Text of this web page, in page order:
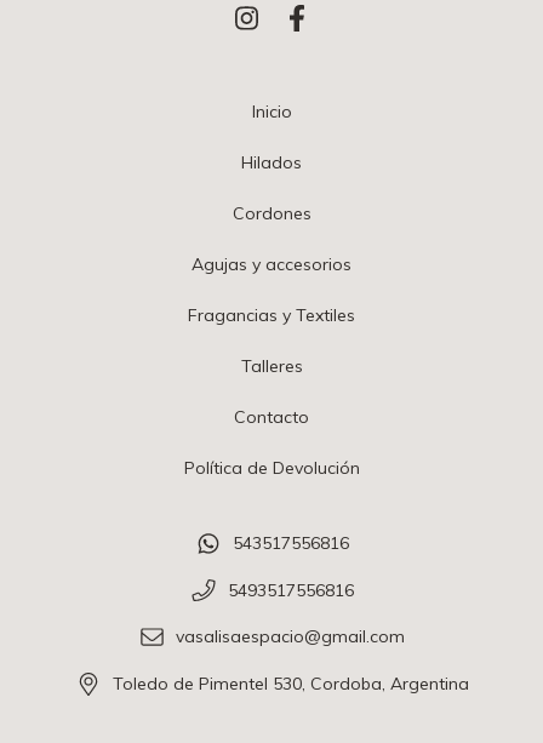
Inicio
Hilados
Cordones
Agujas y accesorios
Fragancias y Textiles
Talleres
Contacto
Política de Devolución
543517556816
5493517556816
vasalisaespacio@gmail.com
Toledo de Pimentel 530, Cordoba, Argentina